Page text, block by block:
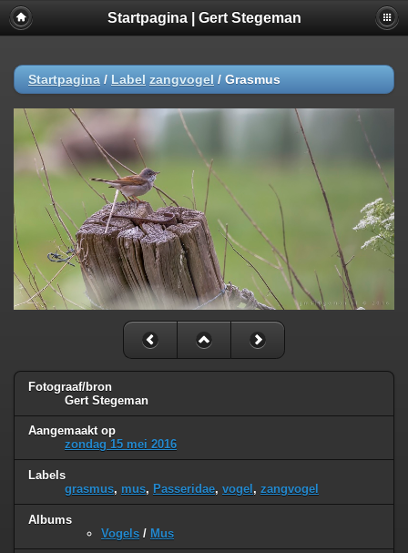
Startpagina | Gert Stegeman
Startpagina / Label zangvogel / Grasmus
Fotograaf/bron
Gert Stegeman
Aangemaakt op
zondag 15 mei 2016
Labels
grasmus, mus, Passeridae, vogel , zangvogel
Albums
Vogels / Mus